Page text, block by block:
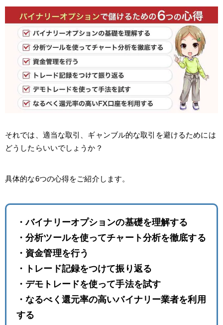
それでは、適当な取引、ギャンブル的な取引を避けるためには
どうしたらいいでしょうか？
具体的な6つの心得をご紹介します。
・バイナリーオプションの基礎を理解する
・分析ツールを使ってチャート分析を徹底する
・資金管理を行う
・トレード記録をつけて振り返る
・デモトレードを使って手法を試す
・なるべく還元率の高いバイナリー業者を利用
する